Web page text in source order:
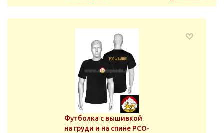
Футболка с вышивкой
на груди и на спине РСО-